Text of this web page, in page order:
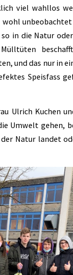
viel wahllos
in die Natur
und das nur in
Speisfass
Ulrich Kuchen
Umwelt gehen,
Natur landet